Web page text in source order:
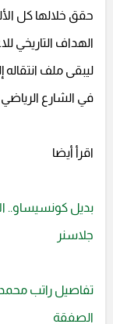
حقق خلالها كل
الهداف التاريخي
ليبقى ملف انتقاله
في الشارع الرياضي
اقرأ أيضا
بديل كونسيساو..
جلاسنر
تفاصيل راتب
الصفقة